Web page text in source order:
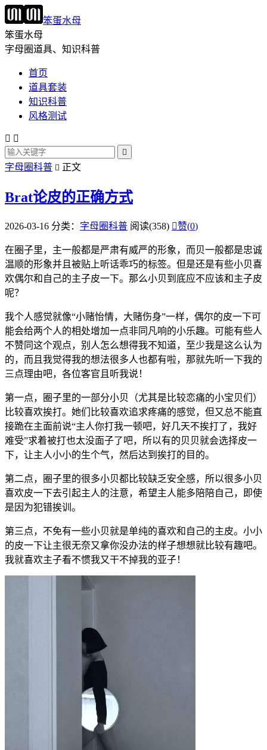
笨蛋水母
笨蛋水母
字母圈道具、知识科普
首页
道具套装
知识科普
风格测试
 

字母圈科普  正文
Brat论皮的正确方式
2026-03-16 分类： 字母圈科普 阅读(358) 赞(0)
在圈子里，主一般都是严肃有威严的形象，而贝一般都是忠诚
温顺的形象并且被贴上听话乖巧的标签。但是还是有些小贝喜
欢偶尔和自己的主子皮一下。那么小贝到底应不应该和主子皮
呢？
我个人感觉就像“小赌怡情，大赌伤身”一样，偶尔的皮一下可
能会给两个人的相处增加一点非同凡响的小乐趣。可能有些人
不赞同这个观点，别人怎么想得我不知道，至少我是这么认为
的，而且我觉得我的想法很多人也都有啦，那就先听一下我的
三点理由吧，各位客官且听我说！
第一点，圈子里的一部分小贝（尤其是比较恋痛的小宝贝们）
比较喜欢挨打。她们比较喜欢追求疼痛的感觉，但又总不能直
接跪在主面前说“主人你打我一顿吧，好几天不挨打了，我好
难受”求着被打也太没面子了吧，所以有的贝贝就会选择皮一
下，让主人小小的生个气，然后达到挨打的目的。
第二点，圈子里的很多小贝都比较缺乏安全感，所以很多小贝
喜欢皮一下去引起主人的注意，希望主人能多陪陪自己，即使
是因为犯错挨训。
第三点，不免有一些小贝就是单纯的喜欢和自己的主皮。小小
的皮一下让主很无奈又拿你没办法的样子想想就比较有趣吧。
我就喜欢主子看不惯我又干不掉我的亚子！